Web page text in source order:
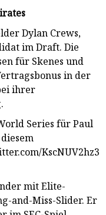
Dylan Crews,
im Draft. Die
für Skenes und
in der
ihrer
Series für Paul
KscNUV2hz3
mit Elite-
and-Miss-Slider. Er